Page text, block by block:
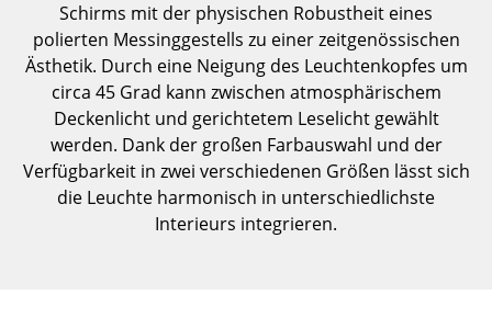
Regale & Schränke
Bücherregale
Wandregale
Sideboards & Kommoden
TV Möbel
Schirms mit der physischen Robustheit eines
polierten Messinggestells zu einer zeitgenössischen
Ästhetik. Durch eine Neigung des Leuchtenkopfes um
circa 45 Grad kann zwischen atmosphärischem
Deckenlicht und gerichtetem Leselicht gewählt
werden. Dank der großen Farbauswahl und der
Verfügbarkeit in zwei verschiedenen Größen lässt sich
die Leuchte harmonisch in unterschiedlichste
Interieurs integrieren.